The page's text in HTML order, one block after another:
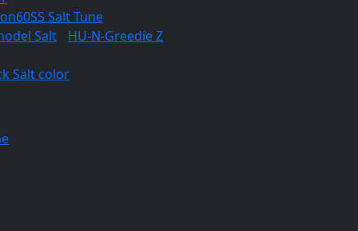
Salt Tune
Salt
HU-N-Greedie Z
Salt color